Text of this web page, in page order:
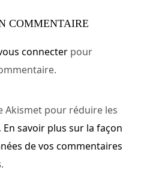
COMMENTAIRE
connecter pour
Akismet pour réduire les
En savoir plus sur la façon
de vos commentaires
.